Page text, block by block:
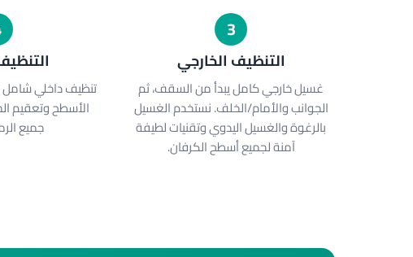
3
التنظيف الخارجي
غسيل خارجي كامل يبدأ من السقف، ثم
الجوانب والأمام/الخلف. نستخدم الغسيل
بالرغوة والغسيل اليدوي وتقنيات لطيفة
آمنة لجميع أسطح الكرفان.
تنظيف داخلي
الأسطح وتعقيم
جميع